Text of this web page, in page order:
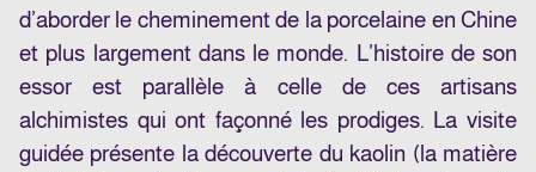
d’aborder le cheminement de la porcelaine en Chine
et plus largement dans le monde. L’histoire de son
essor est parallèle à celle de ces artisans
alchimistes qui ont façonné les prodiges. La visite
guidée présente la découverte du kaolin (la matière